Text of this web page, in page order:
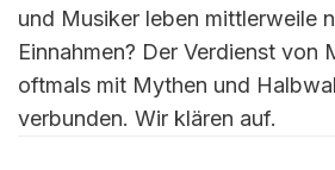
und Musiker leben mittlerweile
Einnahmen? Der Verdienst von
oftmals mit Mythen und
verbunden. Wir klären auf.